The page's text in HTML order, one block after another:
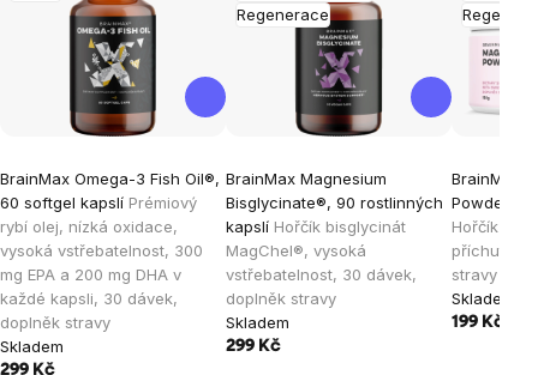
BrainMax Omega-3 Fish Oil®,
60 softgel kapslí Prémiový
rybí olej, nízká oxidace,
vysoká vstřebatelnost, 300
mg EPA a 200 mg DHA v
každé kapsli, 30 dávek,
doplněk stravy
Skladem
299 Kč
Regenerace
BrainMax Magnesium
Bisglycinate®, 90 rostlinných
kapslí Hořčík bisglycinát
MagChel®, vysoká
vstřebatelnost, 30 dávek,
doplněk stravy
Skladem
299 Kč
BrainMax
Powder,
Hořčík pro
příchutí,
stravy
Skladem
199 Kč